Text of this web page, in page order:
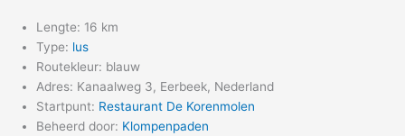
Lengte: 16 km
Type: lus
Routekleur: blauw
Adres: Kanaalweg 3, Eerbeek, Nederland
Startpunt: Restaurant De Korenmolen
Beheerd door: Klompenpaden